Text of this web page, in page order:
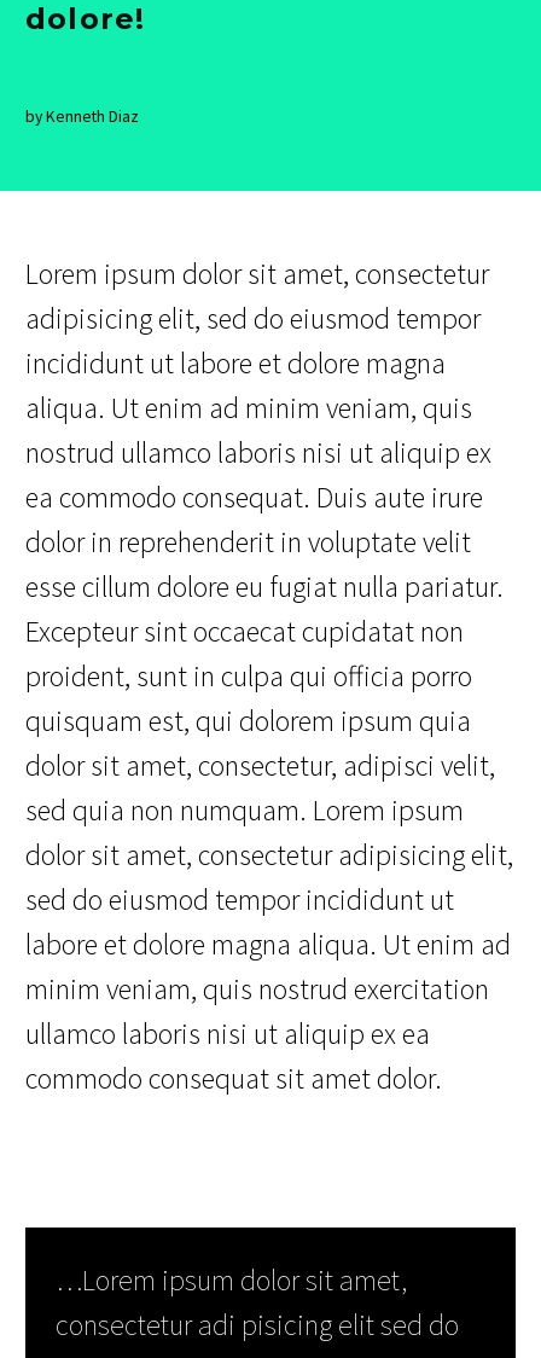
dolore!
by Kenneth Diaz
Lorem ipsum dolor sit amet, consectetur
adipisicing elit, sed do eiusmod tempor
incididunt ut labore et dolore magna
aliqua. Ut enim ad minim veniam, quis
nostrud ullamco laboris nisi ut aliquip ex
ea commodo consequat. Duis aute irure
dolor in reprehenderit in voluptate velit
esse cillum dolore eu fugiat nulla pariatur.
Excepteur sint occaecat cupidatat non
proident, sunt in culpa qui officia porro
quisquam est, qui dolorem ipsum quia
dolor sit amet, consectetur, adipisci velit,
sed quia non numquam. Lorem ipsum
dolor sit amet, consectetur adipisicing elit,
sed do eiusmod tempor incididunt ut
labore et dolore magna aliqua. Ut enim ad
minim veniam, quis nostrud exercitation
ullamco laboris nisi ut aliquip ex ea
commodo consequat sit amet dolor.
…Lorem ipsum dolor sit amet,
consectetur adi pisicing elit sed do